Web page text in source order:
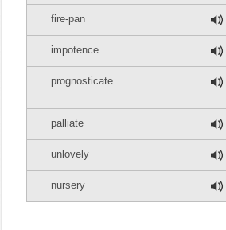
fire-pan
impotence
prognosticate
palliate
unlovely
nursery